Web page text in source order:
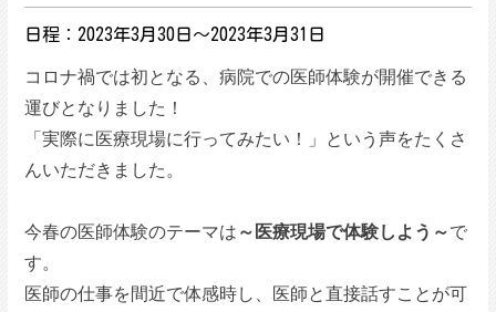
日程：2023年3月30日～2023年3月31日
コロナ禍では初となる、病院での医師体験が開催できる
運びとなりました！
「実際に医療現場に行ってみたい！」という声をたくさ
んいただきました。
今春の医師体験のテーマは ～医療現場で体験しよう～で
す。
医師の仕事を間近で体感時し、医師と直接話すことが可